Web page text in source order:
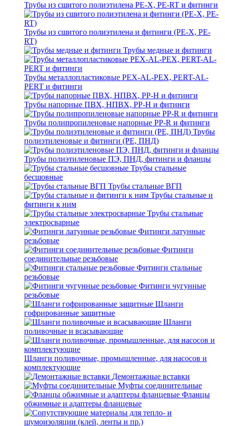
Трубы из сшитого полиэтилена PE-X, PE-RT и фитинги
Трубы из сшитого полиэтилена и фитинги (PE-X, PE-
RT)
Трубы медные и фитинги
Трубы металлопластиковые PEX-AL-PEX, PERT-AL-
PERT и фитинги
Трубы напорные ПВХ, НПВХ, PP-H и фитинги
Трубы полипропиленовые напорные PP-R и фитинги
Трубы
полиэтиленовые и фитинги (PE, ПНД)
Трубы полиэтиленовые ПЭ, ПНД, фитинги и фланцы
Трубы стальные
бесшовные
Трубы стальные ВГП
Трубы стальные и
фитинги к ним
Трубы стальные
электросварные
Фитинги латунные
резьбовые
Фитинги
соединительные резьбовые
Фитинги стальные
резьбовые
Фитинги чугунные
резьбовые
Шланги
гофрированные защитные
Шланги
поливочные и всасывающие
Шланги поливочные, промышленные, для насосов и
комплектующие
Демонтажные вставки
Муфты соединительные
Фланцы
обжимные и адаптеры фланцевые